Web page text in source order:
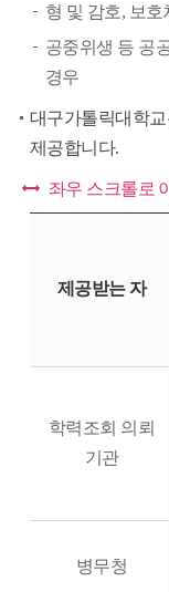
형 및 감호, 보
공중위생 등 공
경우
대구가톨릭대학
제공합니다.
좌우 스크롤로
다
제공받는 자
학력조회 의뢰
기관
병무청